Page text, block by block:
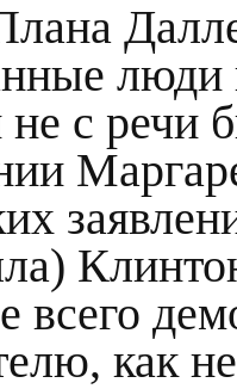
люди
с речи
всего
как